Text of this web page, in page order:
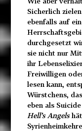
Sicherlich
ebenfalls auf
durchgesetzt
sie nicht nur
ihr
Freiwilligen
lesen kann,
Würstchens,
eben als
Hell’s Angels